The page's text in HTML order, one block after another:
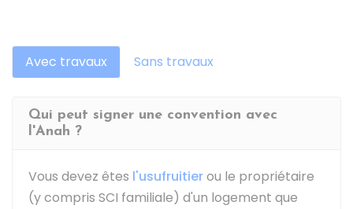
Avec travaux Sans travaux
Qui peut signer une convention avec
l'Anah ?
Vous devez êtes l'usufruitierou le propriétaire
(y compris SCI familiale) d'un logement que